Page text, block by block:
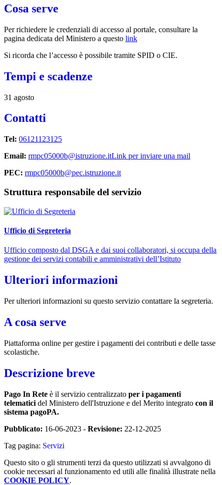
Cosa serve
Per richiedere le credenziali di accesso al portale, consultare la
pagina dedicata del Ministero a questo link
Si ricorda che l’accesso è possibile tramite SPID o CIE.
Tempi e scadenze
31 agosto
Contatti
Tel: 06121123125
Email: rmpc05000b@istruzione.itLink per inviare una mail
PEC: rmpc05000b@pec.istruzione.it
Struttura responsabile del servizio
Ufficio di Segreteria
Ufficio composto dal DSGA e dai suoi collaboratori, si occupa della
gestione dei servizi contabili e amministrativi dell’Istituto
Ulteriori informazioni
Per ulteriori informazioni su questo servizio contattare la segreteria.
A cosa serve
Piattaforma online per gestire i pagamenti dei contributi e delle tasse
scolastiche.
Descrizione breve
Pago In Rete è il servizio centralizzato per i pagamenti
telematici del Ministero dell'Istruzione e del Merito integrato con il
sistema pagoPA.
Pubblicato: 16-06-2023 - Revisione: 22-12-2025
Tag pagina: Servizi
Questo sito o gli strumenti terzi da questo utilizzati si avvalgono di
cookie necessari al funzionamento ed utili alle finalità illustrate nella
COOKIE POLICY.